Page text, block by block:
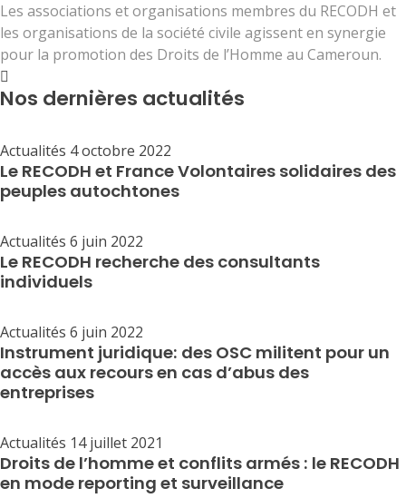
Les associations et organisations membres du RECODH et
les organisations de la société civile agissent en synergie
pour la promotion des Droits de l’Homme au Cameroun.
Nos dernières actualités
Actualités 4 octobre 2022
Le RECODH et France Volontaires solidaires des
peuples autochtones
Actualités 6 juin 2022
Le RECODH recherche des consultants
individuels
Actualités 6 juin 2022
Instrument juridique: des OSC militent pour un
accès aux recours en cas d’abus des
entreprises
Actualités 14 juillet 2021
Droits de l’homme et conflits armés : le RECODH
en mode reporting et surveillance